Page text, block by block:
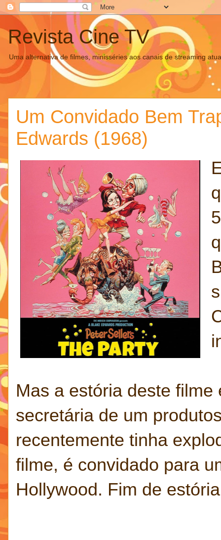
Revista Cine TV
Uma alternativa de filmes, minisséries aos canais de streaming
Um Convidado Bem
Edwards (1968)
Mas a estória deste
secretária de um
recentemente tinha
filme, é convidado para
Hollywood. Fim de